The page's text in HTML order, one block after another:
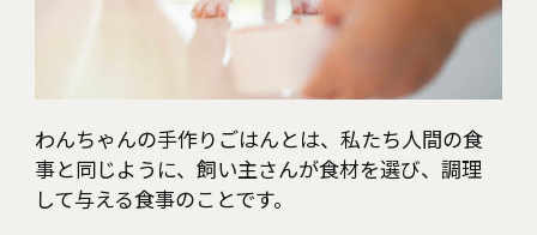
わんちゃんの手作りごはんとは、私たち人間の食
事と同じように、飼い主さんが食材を選び、調理
して与える食事のことです。